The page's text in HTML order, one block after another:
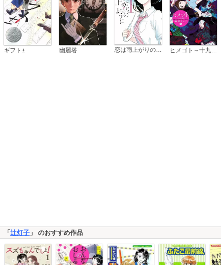
ギフト± 幽麗塔 恋は雨上がりのように
「 辻灯子 」 のおすすめ作品